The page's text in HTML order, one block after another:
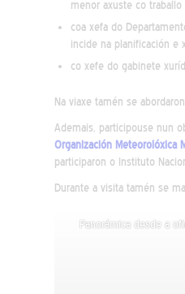
menor axuste co traballo
coa xefa do
incide na planificación e
co xefe do gabinete
Na viaxe tamén se
Ademais, participouse nun
Organización Meteorolóxica
participaron o Instituto
Durante a visita tamén se
Panorámica desde a